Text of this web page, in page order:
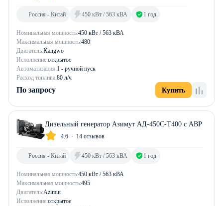
Номинальная мощность:450 кВт / 563 кВА
Максимальная мощность:480
Двигатель:Kangwo
Исполнение:открытое
Автоматизация:1 - ручной пуск
Расход топлива:80 л/ч
Россия - Китай 450 кВт / 563 кВА 1 год
По запросу Купить
Дизельный генератор Азимут АД-450С-Т400 с АВР
4.6 14 отзывов
Номинальная мощность:450 кВт / 563 кВА
Максимальная мощность:495
Двигатель:Azimut
Исполнение:открытое
Россия - Китай 450 кВт / 563 кВА 1 год